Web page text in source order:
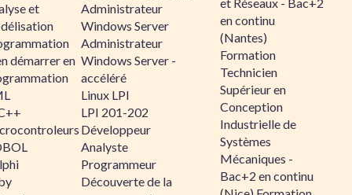
et
démarrer en
Administrateur
Windows Server
Administrateur
Windows Server -
accéléré
Linux LPI
LPI 201-202
Développeur
Analyste
Programmeur
Découverte de la
en continu
(Nantes)
Formation
Technicien
Supérieur en
Conception
Industrielle de
Systèmes
Mécaniques -
Bac+2 en continu